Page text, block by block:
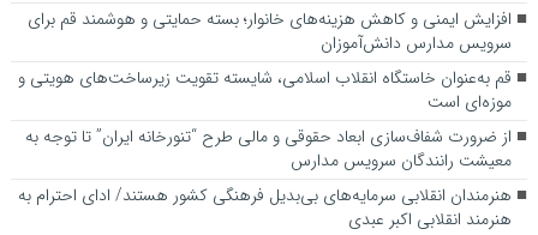
افزایش ایمنی و کاهش هزینه‌های خانوار؛ بسته حمایتی و هوشمند قم برای
سرویس مدارس دانش‌آموزان
قم به‌عنوان خاستگاه انقلاب اسلامی، شایسته تقویت زیرساخت‌های هویتی و
موزه‌ای است
از ضرورت شفاف‌سازی ابعاد حقوقی و مالی طرح “تنورخانه ایران” تا توجه به
معیشت رانندگان سرویس مدارس
هنرمندان انقلابی سرمایه‌های بی‌بدیل فرهنگی کشور هستند/ ادای احترام به
هنرمند انقلابی اکبر عبدی